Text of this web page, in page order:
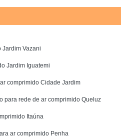
Jardim Vazani
Jardim Iguatemi
comprimido Cidade Jardim
para rede de ar comprimido Queluz
Itaúna
ar comprimido Penha